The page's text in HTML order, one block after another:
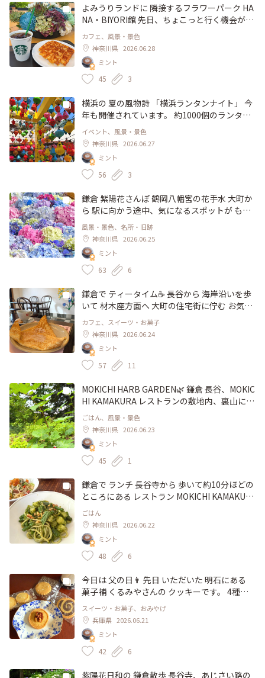
く 黄色やオレンジ色の セイヨウノコギリソ
ウ、聖なる森では、緑と花手水の調和が 素敵
♡ 聖門の参道には、蛇目傘や 竹の装飾、緑の
中で、しっとりと 落ち着いた美しさ 名前の通
り、季節の花に彩られた風景が楽しめる 自然
が豊かな スポットでした。 #風景 #フラワーパ
ーク #HANA・BIYORI #植物園 #ナチュラルガ
#矢野口 #東京
よみうりランドに 隣接するフラワーパーク HA
NA・BIYORI館 先日、ちょこっと行く機会があ
り、花散歩🚶‍♀️‍➡️ まず最初に、スターバックス
で ティータイム😆 植物園では 初出店だそう。
お洒落な アレンジフラワーが 飾られている 細
長いテーブル席で アメリカンワッフルと アイ
スコーヒーをいただきながら まったり♡ 温室
鮮やか✨ 天井からは、ベゴニアやグリーンが
シャンデリアのように吊り下げられていて、と
てもきれい♡ 短い時間でしたが、南国気分を
味わいながら 楽しいひと時を過ごしました。 #
カフェ #スイーツ #スターバックス #温室 #亜
熱帯植物 #フラワーパーク #HANA・BIYORI館
#よみうりランド #ひみつの絶景 #風景 #読売ラ
カフェ、風景・景色
神奈川県 2026.06.28
ミント
45 3
横浜の 夏の風物詩 「横浜ランタンナイト」 今
年も開催されています。 約1000個のランタン
に彩られる 風景は、異国情緒たっぷり♡ 日中
は 鮮やかに、夜は 幻想的で、昼間とはまた違
った雰囲気が楽しめそうです。 期間は長く、9
月23日まで 3階メイン広場で 見られます。 10
時〜23時(ライトアップは 17時から) #風景 #イ
つの絶景 #横浜ベイクォーター #横浜 #神奈川
#横浜駅東口
イベント、風景・景色
神奈川県 2026.06.27
ミント
56 3
鎌倉 紫陽花さんぽ 鶴岡八幡宮の花手水 大町か
ら 駅に向かう途中、気になるスポットが もう1
ヶ所思い浮かびました。 先日、snsで 3年ぶり
に 花手水が見られることを知り。。 駅前を通
り過ぎて 八幡宮 境内の 手水舎へ💠 涼やかで色
鮮やかな 紫陽花たちを見ることが出来まし
た。 梅雨の季節を 華やかに彩る花手水に 心癒
水舎 #鶴岡八幡宮 #鎌倉 #ひみつの絶景 #神奈
川
風景・景色、名所・旧跡
神奈川県 2026.06.25
ミント
63 6
鎌倉で ティータイム☕️ 長谷から 海岸沿いを歩
いて 材木座方面へ 大町の住宅街に佇む お気に
入りのカフェで、クレープをいただきました。
この日は、シナモンシュガーとバターのクレー
プを コーヒーとともに。 焼き立てのクレープ
は、シナモンの香りが引き立ち、香ばしくて
優しい甘さ♡ 自然光が差し込む 店内は、こじ
賑やかな街中から 少し離れているので、静か
で 居心地が良く、ホッと寛げます。 鎌倉駅か
らは、徒歩10分弱、近くには、ことりっぶア
プリでもお馴染みの可愛い文具店 "鎌倉コト
リ"が あります。 #カフェ #スイーツ #クレープ
#コーヒー #クレープリーアルモリック #鎌倉 #
大町 #材木座 #神奈川
カフェ、スイーツ・お菓子
神奈川県 2026.06.24
ミント
57 11
MOKICHI HARB GARDEN🌿 鎌倉 長谷、MOKIC
HI KAMAKURA レストランの敷地内、裏山にあ
るハーブガーデン 駐車場脇から石段を上がっ
て、誰でも自由に 見ることが出来ます。 緑に
覆われた 豊かな自然の中で 育てられている キ
ッチンハーブたち🌿 ここで育ったハーブは、
レストランのメニューに使われているそう。
アミント、アップルミント、モヒートミントな
どなと、私(ミント)の仲間たちも(笑)😆 爽やか
な香りに 癒されました。 #風景 #ハーブガーデ
ン #キッチンハーブ #ひみつの絶景 #見学自由
#長谷 #鎌倉 #MOKICHIKAMAKURA #ランチ #
モキチカマクラ #熊澤酒造
ごはん、風景・景色
神奈川県 2026.06.23
ミント
45 1
鎌倉で ランチ 長谷寺から 歩いて約10分ほどの
ところにある レストラン MOKICHI KAMAKUR
Aへ この日は、前菜と パスタ2種類を。 ジェノ
ベーゼ、シラスとカラスミのペペロンチーノ、
前菜に 鮮魚のカルパッチョを選び、シェアし
ていただきました。 自家製のハーブを使った
風味豊かな ジェノベーゼは、バジルソースと
ペロンチーノは、たっぷりのカラスミと 地元
産の野菜、シラスが 何とも絶妙な美味しさ😋
カルパッチョは、その日に獲れた魚使って 作
られます。 この日は、イナダのカルパッチョ
でした。 ボリューム的にもちょうど良く、ど
れも美味しくて 大満足✨ ・ 旧神奈川県鎌倉加
圧ポンプ所をリノベーションした 建物は、ク
は、どこか懐かしさを感じます。 店内は、天
ごはん
神奈川県 2026.06.22
ミント
48 6
今日は 父の日👨 先日 いただいた 明石にある
菓子補 くるみやさんの クッキーです。 4種類
の バタークッキーは、どれも 素朴な味わい ナ
チュラルな風味で 美味しい😋 パッケージは 父
の日限定バージョン 小さな子を背負った お父
さん 菅笠風の帽子に お花を付けた 帽子が 何と
もキュート♡ 優しさが滲み出ていて ほっこり
りと お家で おやつタイム☕️ お父さんではない
スイーツ・お菓子、おみやげ
兵庫県 2026.06.21
ミント
42 6
紫陽花日和の 鎌倉散歩 長谷寺、あじさい路の